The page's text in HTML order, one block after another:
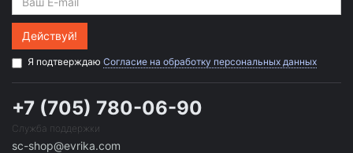
Действуй!
Я подтверждаю Согласие на обработку персональных данных
+7 (705) 780-06-90
Служба поддержки
sc-shop@evrika.com